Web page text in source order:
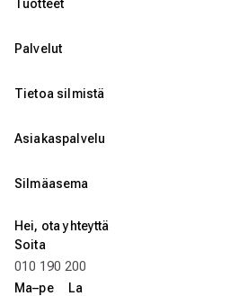
Tuotteet
Palvelut
Tietoa silmistä
Asiakaspalvelu
Silmäasema
Hei, ota yhteyttä
Soita
010 190 200
Ma–pe La